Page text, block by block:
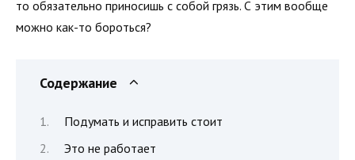
то обязательно приносишь с собой грязь. С этим вообще
можно как-то бороться?
Содержание
Подумать и исправить стоит
Это не работает